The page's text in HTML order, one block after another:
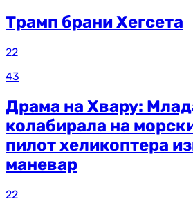
Трамп брани Хегсета
22
43
Драма на Хвару:
колабирала на
пилот хеликоптера
маневар
22